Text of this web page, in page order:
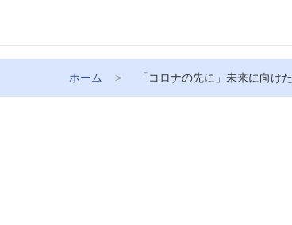
ホーム 「コロナの先に」未来に向け